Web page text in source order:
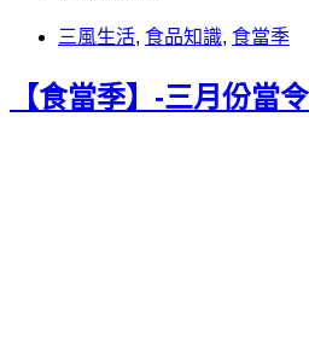
三風生活, 食品知識, 食當季
【食當季】-三月份當